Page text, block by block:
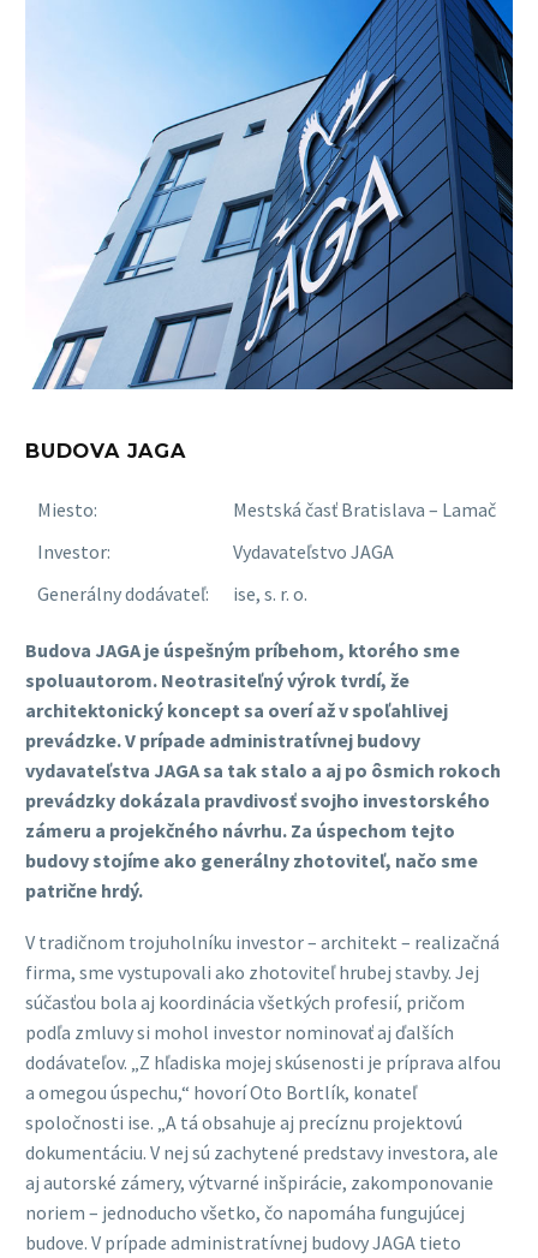
BUDOVA JAGA
Miesto:
Mestská časť Bratislava – Lamač
Investor:
Vydavateľstvo JAGA
Generálny dodávateľ:
ise, s. r. o.
Budova JAGA je úspešným príbehom, ktorého sme
spoluautorom. Neotrasiteľný výrok tvrdí, že
architektonický koncept sa overí až v spoľahlivej
prevádzke. V prípade administratívnej budovy
vydavateľstva JAGA sa tak stalo a aj po ôsmich rokoch
prevádzky dokázala pravdivosť svojho investorského
zámeru a projekčného návrhu. Za úspechom tejto
budovy stojíme ako generálny zhotoviteľ, načo sme
patrične hrdý.
V tradičnom trojuholníku investor – architekt – realizačná
firma, sme vystupovali ako zhotoviteľ hrubej stavby. Jej
súčasťou bola aj koordinácia všetkých profesií, pričom
podľa zmluvy si mohol investor nominovať aj ďalších
dodávateľov. „Z hľadiska mojej skúsenosti je príprava alfou
a omegou úspechu,“ hovorí Oto Bortlík, konateľ
spoločnosti ise. „A tá obsahuje aj precíznu projektovú
dokumentáciu. V nej sú zachytené predstavy investora, ale
aj autorské zámery, výtvarné inšpirácie, zakomponovanie
noriem – jednoducho všetko, čo napomáha fungujúcej
budove. V prípade administratívnej budovy JAGA tieto